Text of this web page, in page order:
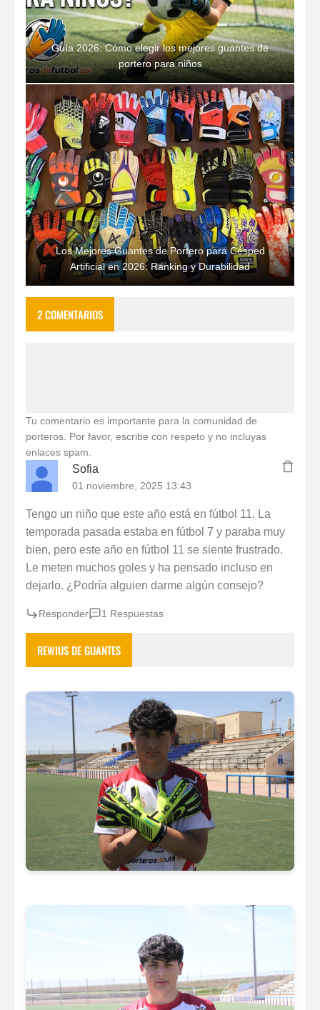
Guía 2026: Cómo elegir los mejores guantes de
portero para niños
Los Mejores Guantes de Portero para Césped
Artificial en 2026: Ranking y Durabilidad
2 COMENTARIOS
Tu comentario es importante para la comunidad de
porteros. Por favor, escribe con respeto y no incluyas
enlaces spam.
Sofia
01 noviembre, 2025 13:43
Tengo un niño que este año está en fútbol 11. La
temporada pasada estaba en fútbol 7 y paraba muy
bien, pero este año en fútbol 11 se siente frustrado.
Le meten muchos goles y ha pensado incluso en
dejarlo. ¿Podría alguien darme algún consejo?
Responder 1 Respuestas
REWIUS DE GUANTES